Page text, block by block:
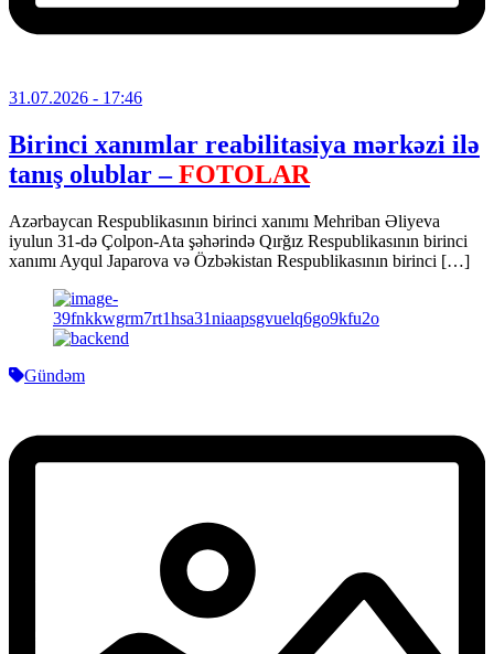
31.07.2026 - 17:46
Birinci xanımlar reabilitasiya mərkəzi ilə
tanış olublar –FOTOLAR
Azərbaycan Respublikasının birinci xanımı Mehriban Əliyeva
iyulun 31-də Çolpon-Ata şəhərində Qırğız Respublikasının birinci
xanımı Ayqul Japarova və Özbəkistan Respublikasının birinci […]
Gündəm